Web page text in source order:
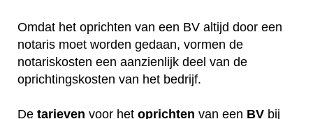
Omdat het oprichten van een BV altijd door een
notaris moet worden gedaan, vormen de
notariskosten een aanzienlijk deel van de
oprichtingskosten van het bedrijf.
De tarieven voor het oprichten van een BV bij